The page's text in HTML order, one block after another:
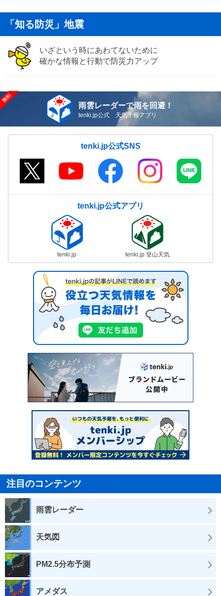
「知る防災」地震
いざという時にあわてないために
確かな情報と行動で防災力アップ
雨雲レーダーで雨を回避！
tenki.jp公式 天気予報アプリ
tenki.jp公式SNS
tenki.jp公式アプリ
tenki.jp tenki.jp 登山天気
注目のコンテンツ
雨雲レーダー
天気図
PM2.5分布予測
アメダス